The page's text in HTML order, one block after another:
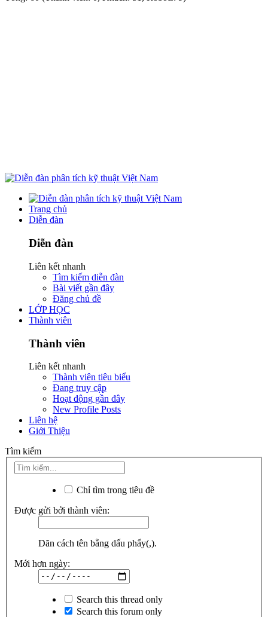
Trang chủ
Diễn đàn
Diễn đàn
Liên kết nhanh
Tìm kiếm diễn đàn
Bài viết gần đây
Đăng chủ đề
LỚP HỌC
Thành viên
Thành viên
Liên kết nhanh
Thành viên tiêu biểu
Đang truy cập
Hoạt động gần đây
New Profile Posts
Liên hệ
Giới Thiệu
Tìm kiếm
Chỉ tìm trong tiêu đề
Được gửi bởi thành viên:
Dãn cách tên bằng dấu phẩy(,).
Mới hơn ngày:
Search this thread only
Search this forum only